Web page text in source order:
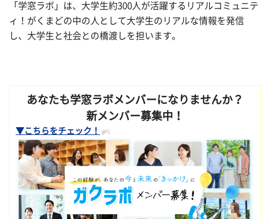
「学窓ラボ」は、大学生約300人が活躍するリアルコミュニテ
ィ！がくまどの中の人として大学生のリアルな情報を発信
し、大学生と社会との橋渡しを担います。
あなたも学窓ラボメンバーになりませんか？
新メンバー募集中！
▼こちらをチェック！